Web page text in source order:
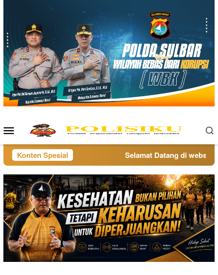
Menu
Mobile
Konten Spesial Selamat Datang di website